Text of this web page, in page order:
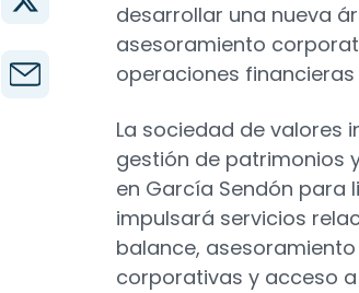
desarrollar una nueva
asesoramiento
operaciones
La sociedad de valores
gestión de patrimonios
en García Sendón para
impulsará servicios
balance,
corporativas y acceso